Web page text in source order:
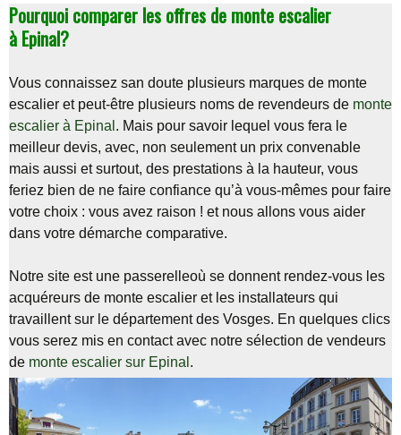
Pourquoi comparer les offres de monte escalier
à Epinal?
Vous connaissez san doute plusieurs marques de monte
escalier et peut-être plusieurs noms de revendeurs de monte
escalier à Epinal . Mais pour savoir lequel vous fera le
meilleur devis, avec, non seulement un prix convenable
mais aussi et surtout, des prestations à la hauteur, vous
feriez bien de ne faire confiance qu’à vous-mêmes pour faire
votre choix : vous avez raison ! et nous allons vous aider
dans votre démarche comparative.
Notre site est une passerelleoù se donnent rendez-vous les
acquéreurs de monte escalier et les installateurs qui
travaillent sur le département des Vosges. En quelques clics
vous serez mis en contact avec notre sélection de vendeurs
de monte escalier sur Epinal .